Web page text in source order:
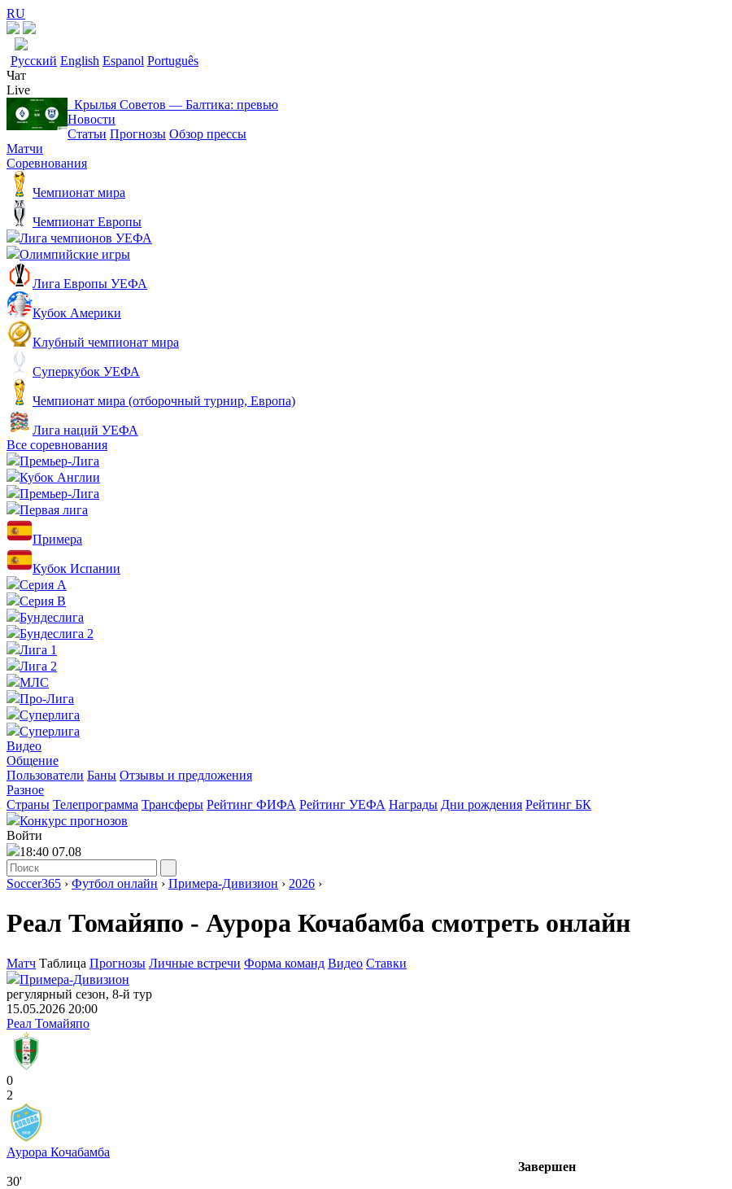
RU
Русский English Espanol Português
Чат
Live
Крылья Советов ― Балтика: превью
Новости
Статьи Прогнозы Обзор прессы
Матчи
Соревнования
Чемпионат мира
Чемпионат Европы
Лига чемпионов УЕФА
Олимпийские игры
Лига Европы УЕФА
Кубок Америки
Клубный чемпионат мира
Суперкубок УЕФА
Чемпионат мира (отборочный турнир, Европа)
Лига наций УЕФА
Все соревнования
Премьер-Лига
Кубок Англии
Премьер-Лига
Первая лига
Примера
Кубок Испании
Серия А
Серия B
Бундеслига
Бундеслига 2
Лига 1
Лига 2
МЛС
Про-Лига
Суперлига
Суперлига
Видео
Общение
Пользователи Баны Отзывы и предложения
Разное
Страны Телепрограмма Трансферы Рейтинг ФИФА Рейтинг УЕФА Награды Дни рождения Рейтинг БК
Конкурс прогнозов
Войти
18:40 07.08
Soccer365 › Футбол онлайн › Примера-Дивизион › 2026 ›
Реал Томайяпо - Аурора Кочабамба смотреть онлайн
Матч Таблица Прогнозы Личные встречи Форма команд Видео Ставки
Примера-Дивизион
регулярный сезон, 8-й тур
15.05.2026 20:00
Реал Томайяпо
0
2
Аурора Кочабамба
Завершен
30'